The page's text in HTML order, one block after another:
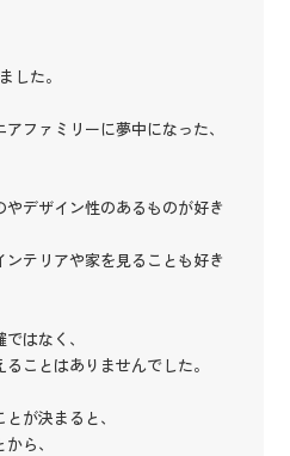
した。
ファミリーに夢中になった、
デザイン性のあるものが好き
テリアや家を見ることも好き
はなく、
ことはありませんでした。
が決まると、
ら、